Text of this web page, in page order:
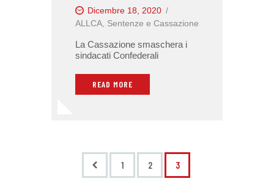
Dicembre 18, 2020
ALLCA Sentenze e Cassazione
La Cassazione smaschera i
sindacati Confederali
READ MORE
1 2 3